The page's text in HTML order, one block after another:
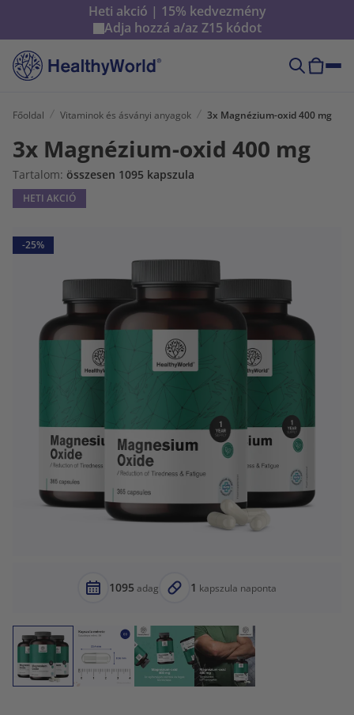
Heti akció | 15% kedvezmény
Adja hozzá a/az Z15 kódot
Főoldal Vitaminok és ásványi anyagok 3x Magnézium-oxid 400 mg
3x Magnézium-oxid 400 mg
Tartalom: összesen 1095 kapszula
HETI AKCIÓ
-25%
1095 adag 1 kapszula naponta